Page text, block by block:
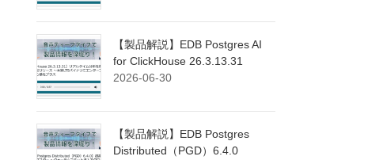
【製品解説】EDB Postgres AI
for ClickHouse 26.3.13.31
2026-06-30
【製品解説】EDB Postgres
Distributed（PGD）6.4.0